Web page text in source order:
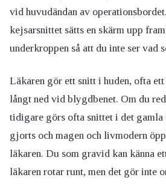
vid huvudändan av
kejsarsnittet sätts en skärm upp
underkroppen så att du inte ser vad
Läkaren gör ett snitt i huden, ofta
långt ned vid blygdbenet. Om du
tidigare görs ofta snittet i det
gjorts och magen och livmodern
läkaren. Du som gravid kan känna
läkaren rotar runt, men det gör inte